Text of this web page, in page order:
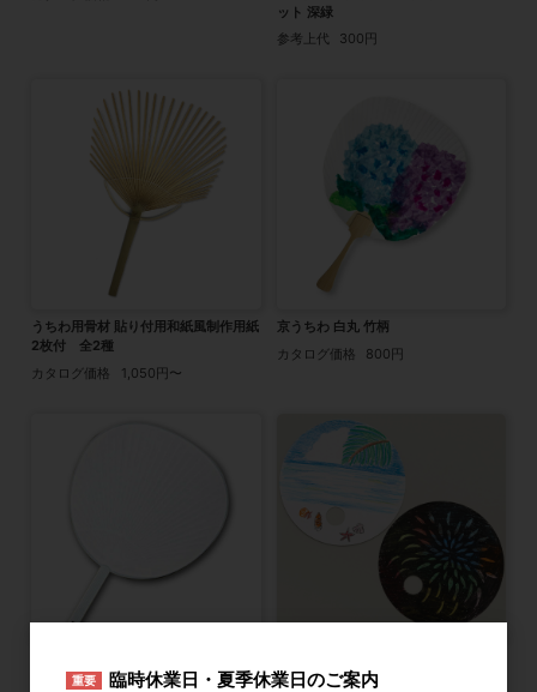
ット 深緑
参考上代
300円
うちわ用骨材 貼り付用和紙風制作用紙
2枚付 全2種
カタログ価格
1,050円〜
京うちわ 白丸 竹柄
カタログ価格
800円
カタログ価格
280円
カタログ価格
400円
重要 臨時休業日・夏季休業日のご案内